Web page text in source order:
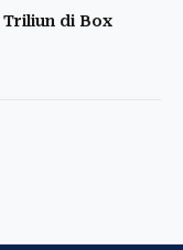
Triliun di Box